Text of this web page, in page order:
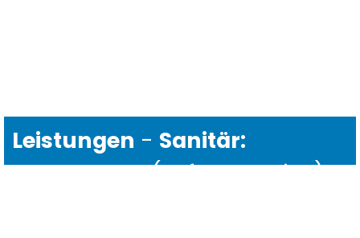
Leistungen - Sanitär:
Reparaturen (Sofort-Service) -